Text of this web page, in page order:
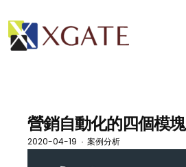
營銷自動化的四個模塊
2020-04-19 · 案例分析